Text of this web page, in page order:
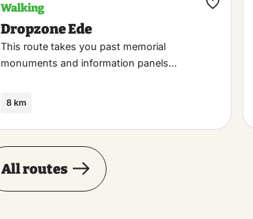
Walking
Dropzone Ede
This route takes you past memorial
monuments and information panels…
8 km
Maak
All routes